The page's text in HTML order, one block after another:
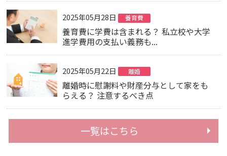
2025年05月28日 養育費
養育費に学費は含まれる？ 私立校や大学
進学費用の支払い義務も...
2025年05月22日 離婚
離婚時に慰謝料や財産分与として家をも
らえる？ 注意するべき点
一覧はこちら